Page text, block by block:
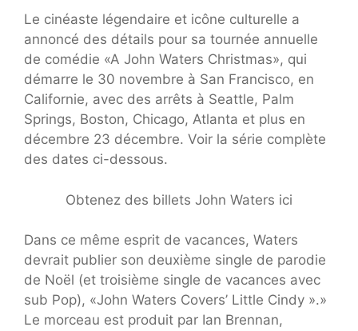
Le cinéaste légendaire et icône culturelle a
annoncé des détails pour sa tournée annuelle
de comédie «A John Waters Christmas», qui
démarre le 30 novembre à San Francisco, en
Californie, avec des arrêts à Seattle, Palm
Springs, Boston, Chicago, Atlanta et plus en
décembre 23 décembre. Voir la série complète
des dates ci-dessous.
Obtenez des billets John Waters ici
Dans ce même esprit de vacances, Waters
devrait publier son deuxième single de parodie
de Noël (et troisième single de vacances avec
sub Pop), «John Waters Covers’ Little Cindy ».»
Le morceau est produit par Ian Brennan,